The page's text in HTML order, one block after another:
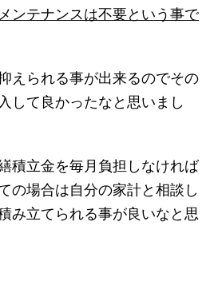
ンテナンスは不要という事で
えられる事が出来るのでその
して良かったなと思いまし
積立金を毎月負担しなければ
の場合は自分の家計と相談し
み立てられる事が良いなと思